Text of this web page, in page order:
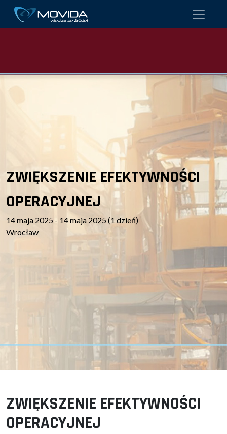
ZWIĘKSZENIE EFEKTYWNOŚCI
OPERACYJNEJ
14 maja 2025 - 14 maja 2025 (1 dzień)
Wrocław
ZWIĘKSZENIE EFEKTYWNOŚCI
OPERACYJNEJ